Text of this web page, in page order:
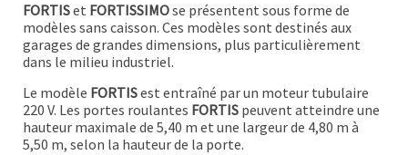
FORTISet FORTISSIMOse présentent sous forme de
modèles sans caisson. Ces modèles sont destinés aux
garages de grandes dimensions, plus particulièrement
dans le milieu industriel.
Le modèle FORTISest entraîné par un moteur tubulaire
220 V. Les portes roulantes FORTIS peuvent atteindre une
hauteur maximale de 5,40 m et une largeur de 4,80 m à
5,50 m, selon la hauteur de la porte.